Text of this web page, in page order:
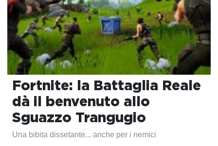
Fortnite: la Battaglia Reale
dà il benvenuto allo
Sguazzo Trangugio
Una bibita dissetante... anche per i nemici